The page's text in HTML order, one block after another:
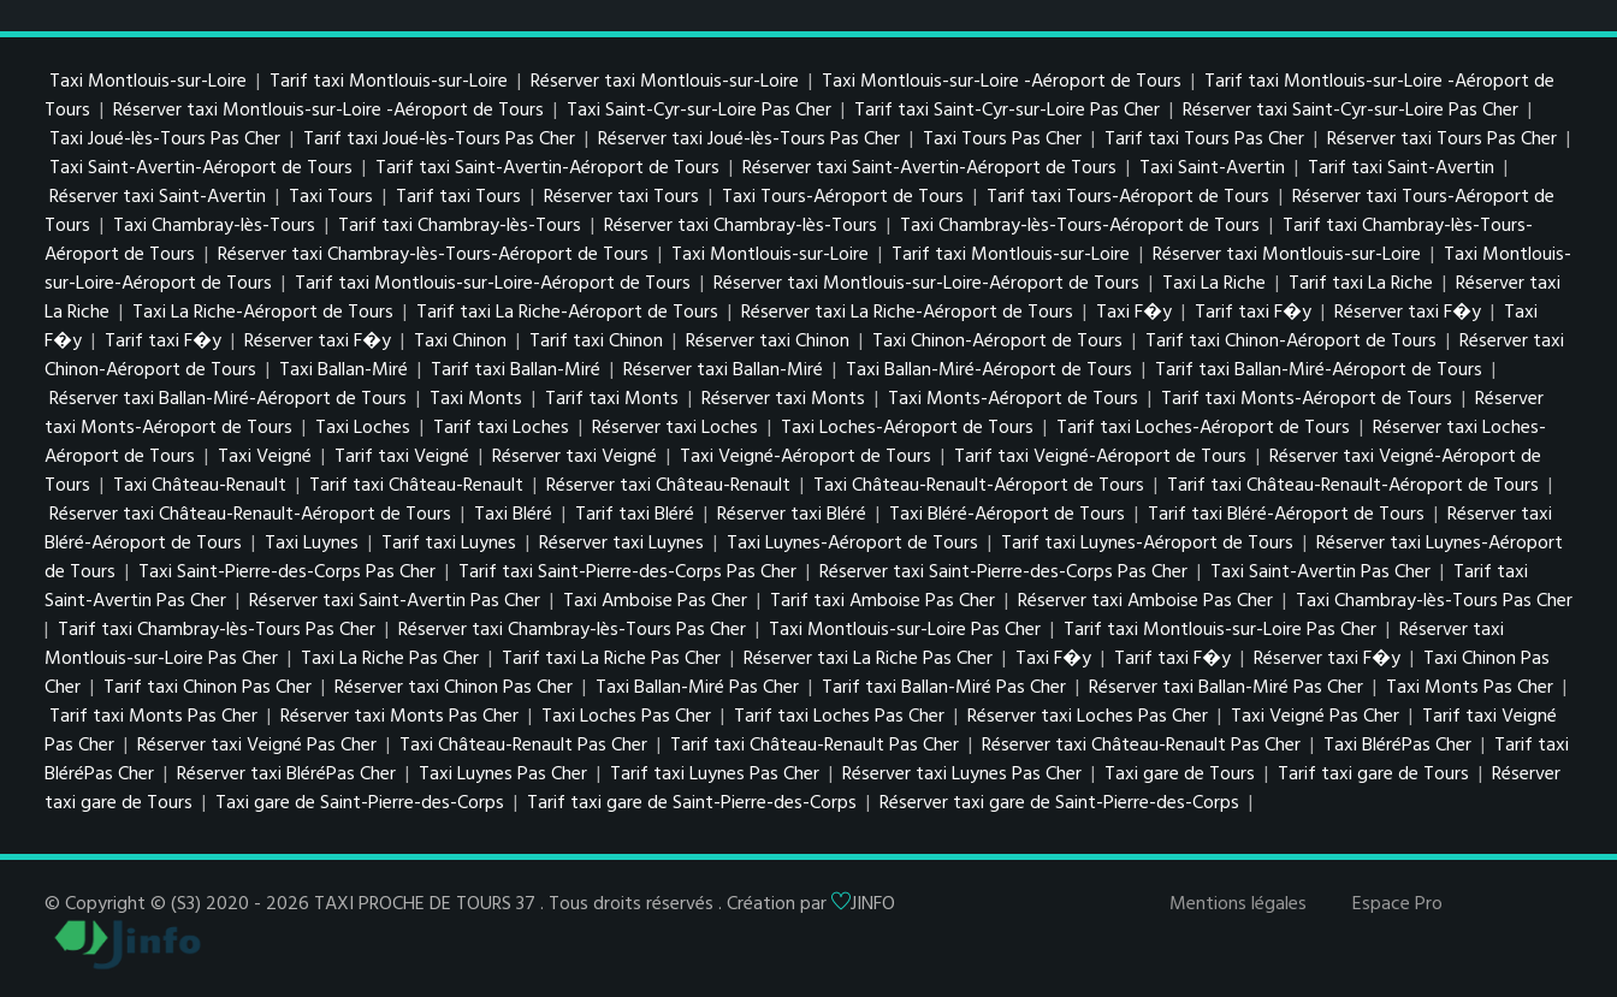
Taxi Montlouis-sur-Loire | Tarif taxi Montlouis-sur-Loire | Réserver taxi Montlouis-sur-Loire | Taxi Montlouis-sur-Loire -Aéroport de Tours | Tarif taxi Montlouis-sur-Loire -Aéroport de
Tours | Réserver taxi Montlouis-sur-Loire -Aéroport de Tours | Taxi Saint-Cyr-sur-Loire Pas Cher | Tarif taxi Saint-Cyr-sur-Loire Pas Cher | Réserver taxi Saint-Cyr-sur-Loire Pas Cher |
Taxi Joué-lès-Tours Pas Cher | Tarif taxi Joué-lès-Tours Pas Cher | Réserver taxi Joué-lès-Tours Pas Cher | Taxi Tours Pas Cher | Tarif taxi Tours Pas Cher | Réserver taxi Tours Pas Cher |
Taxi Saint-Avertin-Aéroport de Tours | Tarif taxi Saint-Avertin-Aéroport de Tours | Réserver taxi Saint-Avertin-Aéroport de Tours | Taxi Saint-Avertin | Tarif taxi Saint-Avertin |
Réserver taxi Saint-Avertin | Taxi Tours | Tarif taxi Tours | Réserver taxi Tours | Taxi Tours-Aéroport de Tours | Tarif taxi Tours-Aéroport de Tours | Réserver taxi Tours-Aéroport de
Tours | Taxi Chambray-lès-Tours | Tarif taxi Chambray-lès-Tours | Réserver taxi Chambray-lès-Tours | Taxi Chambray-lès-Tours-Aéroport de Tours | Tarif taxi Chambray-lès-Tours-
Aéroport de Tours | Réserver taxi Chambray-lès-Tours-Aéroport de Tours | Taxi Montlouis-sur-Loire | Tarif taxi Montlouis-sur-Loire | Réserver taxi Montlouis-sur-Loire | Taxi Montlouis-
sur-Loire-Aéroport de Tours | Tarif taxi Montlouis-sur-Loire-Aéroport de Tours | Réserver taxi Montlouis-sur-Loire-Aéroport de Tours | Taxi La Riche | Tarif taxi La Riche | Réserver taxi
La Riche | Taxi La Riche-Aéroport de Tours | Tarif taxi La Riche-Aéroport de Tours | Réserver taxi La Riche-Aéroport de Tours | Taxi F�y | Tarif taxi F�y | Réserver taxi F�y | Taxi
F�y | Tarif taxi F�y | Réserver taxi F�y | Taxi Chinon | Tarif taxi Chinon | Réserver taxi Chinon | Taxi Chinon-Aéroport de Tours | Tarif taxi Chinon-Aéroport de Tours | Réserver taxi
Chinon-Aéroport de Tours | Taxi Ballan-Miré | Tarif taxi Ballan-Miré | Réserver taxi Ballan-Miré | Taxi Ballan-Miré-Aéroport de Tours | Tarif taxi Ballan-Miré-Aéroport de Tours |
Réserver taxi Ballan-Miré-Aéroport de Tours | Taxi Monts | Tarif taxi Monts | Réserver taxi Monts | Taxi Monts-Aéroport de Tours | Tarif taxi Monts-Aéroport de Tours | Réserver
taxi Monts-Aéroport de Tours | Taxi Loches | Tarif taxi Loches | Réserver taxi Loches | Taxi Loches-Aéroport de Tours | Tarif taxi Loches-Aéroport de Tours | Réserver taxi Loches-
Aéroport de Tours | Taxi Veigné | Tarif taxi Veigné | Réserver taxi Veigné | Taxi Veigné-Aéroport de Tours | Tarif taxi Veigné-Aéroport de Tours | Réserver taxi Veigné-Aéroport de
Tours | Taxi Château-Renault | Tarif taxi Château-Renault | Réserver taxi Château-Renault | Taxi Château-Renault-Aéroport de Tours | Tarif taxi Château-Renault-Aéroport de Tours |
Réserver taxi Château-Renault-Aéroport de Tours | Taxi Bléré | Tarif taxi Bléré | Réserver taxi Bléré | Taxi Bléré-Aéroport de Tours | Tarif taxi Bléré-Aéroport de Tours | Réserver taxi
Bléré-Aéroport de Tours | Taxi Luynes | Tarif taxi Luynes | Réserver taxi Luynes | Taxi Luynes-Aéroport de Tours | Tarif taxi Luynes-Aéroport de Tours | Réserver taxi Luynes-Aéroport
de Tours | Taxi Saint-Pierre-des-Corps Pas Cher | Tarif taxi Saint-Pierre-des-Corps Pas Cher | Réserver taxi Saint-Pierre-des-Corps Pas Cher | Taxi Saint-Avertin Pas Cher | Tarif taxi
Saint-Avertin Pas Cher | Réserver taxi Saint-Avertin Pas Cher | Taxi Amboise Pas Cher | Tarif taxi Amboise Pas Cher | Réserver taxi Amboise Pas Cher | Taxi Chambray-lès-Tours Pas Cher
| Tarif taxi Chambray-lès-Tours Pas Cher | Réserver taxi Chambray-lès-Tours Pas Cher | Taxi Montlouis-sur-Loire Pas Cher | Tarif taxi Montlouis-sur-Loire Pas Cher | Réserver taxi
Montlouis-sur-Loire Pas Cher | Taxi La Riche Pas Cher | Tarif taxi La Riche Pas Cher | Réserver taxi La Riche Pas Cher | Taxi F�y | Tarif taxi F�y | Réserver taxi F�y | Taxi Chinon Pas
Cher | Tarif taxi Chinon Pas Cher | Réserver taxi Chinon Pas Cher | Taxi Ballan-Miré Pas Cher | Tarif taxi Ballan-Miré Pas Cher | Réserver taxi Ballan-Miré Pas Cher | Taxi Monts Pas Cher |
Tarif taxi Monts Pas Cher | Réserver taxi Monts Pas Cher | Taxi Loches Pas Cher | Tarif taxi Loches Pas Cher | Réserver taxi Loches Pas Cher | Taxi Veigné Pas Cher | Tarif taxi Veigné
Pas Cher | Réserver taxi Veigné Pas Cher | Taxi Château-Renault Pas Cher | Tarif taxi Château-Renault Pas Cher | Réserver taxi Château-Renault Pas Cher | Taxi BléréPas Cher | Tarif taxi
BléréPas Cher | Réserver taxi BléréPas Cher | Taxi Luynes Pas Cher | Tarif taxi Luynes Pas Cher | Réserver taxi Luynes Pas Cher | Taxi gare de Tours | Tarif taxi gare de Tours | Réserver
taxi gare de Tours | Taxi gare de Saint-Pierre-des-Corps | Tarif taxi gare de Saint-Pierre-des-Corps | Réserver taxi gare de Saint-Pierre-des-Corps |
© Copyright © (S3) 2020 - 2026 TAXI PROCHE DE TOURS 37 . Tous droits réservés . Création par JINFO Mentions légales Espace Pro